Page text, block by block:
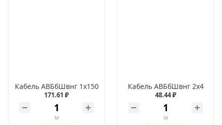
Кабель АВБбШвнг 1х150
171.61 ₽
м
Кабель АВБбШвнг 2х4
48.44 ₽
м